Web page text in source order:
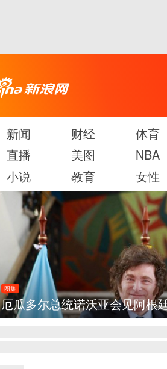
新闻 财经 体育
直播
美图 NBA
小说
教育 女性
图集
厄瓜多尔总统诺沃亚会见阿根